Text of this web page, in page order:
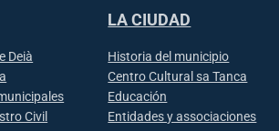
Deià
Civil
LA CIUDAD
Historia del municipio
Centro Cultural sa Tanca
Educación
Entidades y associaciones